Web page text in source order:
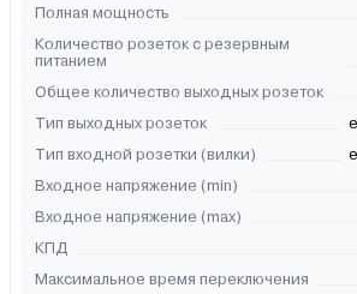
Полная мощность
Количество розеток с резервным
питанием
Общее количество выходных розеток
Тип выходных розеток
Тип входной розетки (вилки)
Входное напряжение (min)
Входное напряжение (max)
КПД
Максимальное время переключения